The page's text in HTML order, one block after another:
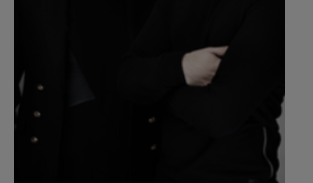
Fréquences